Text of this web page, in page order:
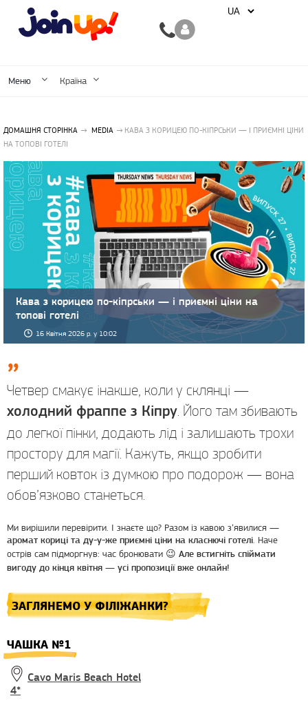
Меню Країна
ДОМАШНЯ СТОРІНКА MEDIA
КАВА З КОРИЦЕЮ ПО-КІПРСЬКИ — І ПРИЄМНІ ЦІНИ
НА ТОПОВІ ГОТЕЛІ
Кава з корицею по-кіпрськи — і приємні ціни на
топові готелі
16 Квітня 2026 р. у 10:02
Четвер смакує інакше, коли у склянці —
холодний фраппе з Кіпру. Його там збивають
до легкої пінки, додають лід і залишають трохи
простору для магії. Кажуть, якщо зробити
перший ковток із думкою про подорож — вона
обов’язково станеться.
Ми вирішили перевірити. І знаєте що? Разом із кавою з’явилися —
аромат кориці та ду-у-же приємні ціни на класнючі готелі. Наче
острів сам підморгнув: час бронювати 😉 Але встигніть спіймати
вигоду до кінця квітня — усі пропозиції вже онлайн!
ЗАГЛЯНЕМО У ФІЛІЖАНКИ?
ЧАШКА №1
Cavo Maris Beach Hotel
4*